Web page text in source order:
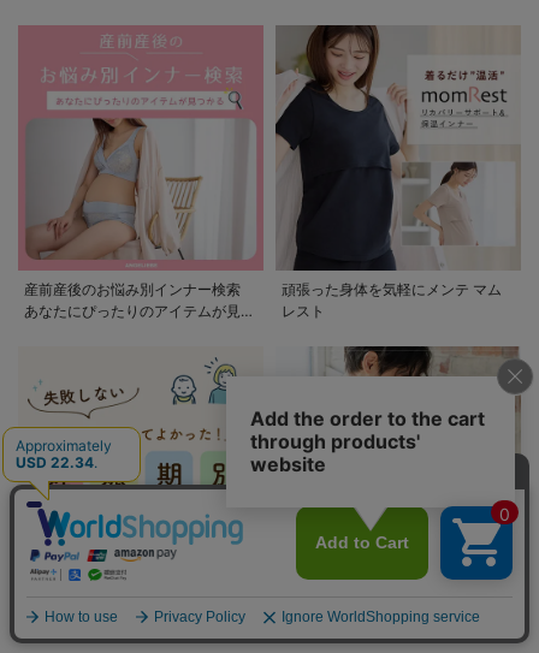
産前産後のお悩み別インナー検索
あなたにぴったりのアイテムが見つ
頑張った身体を気軽にメンテ マム
レスト
妊娠期別お買い物ガイド 出産に必
ママとベビーのお役立ちコラム